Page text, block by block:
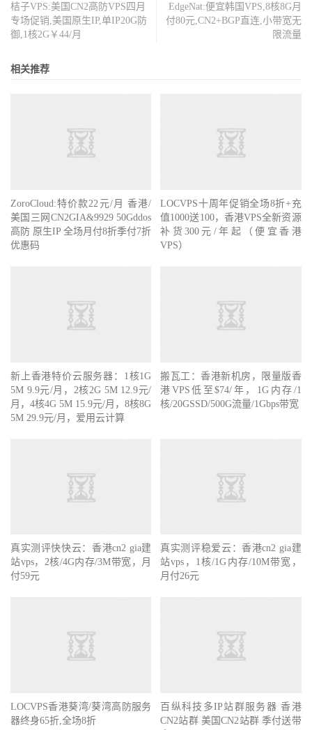
桔子VPS:美国CN2高防VPS四月
专场促销,美国原生IP,单IP20G防
御,1核2G￥44/月
EdgeNat:便宜韩国VPS,8核8G月
付80元,CN2+BGP直连,小带宽无
限流量
相关推荐
ZoroCloud:特价款22元/月 香港/
美国三网CN2GIA&9929 50Gddos
高防 原生IP 全场月付8折季付7折
优惠码
LOCVPS十周年促销全场8折+充
值1000送100，香港VPS全新资源
补货300元/年起（便宜香港
VPS）
新上香港特价云服务器：1核1G
5M 9.9元/月，2核2G 5M 12.9元/
月，4核4G 5M 15.9元/月，8核8G
5M 29.9元/月，爱用云计算
搬瓦工：香港新机房，限量版香
港VPS低至$74/年，1G内存/1
核/20GSSD/500G流量/1Gbps带宽
真实测评快快云：香港cn2 gia建
站vps，2核/4G内存/3M带宽，月
付59元
真实测评稳爱云：香港cn2 gia建
站vps，1核/1G内存/10M带宽，
月付26元
LOCVPS香港葵湾/葵湾高防服务
器终身65折,全场8折
百纵科技多IP站群服务器 香港
CN2站群 美国CN2站群 季付送带